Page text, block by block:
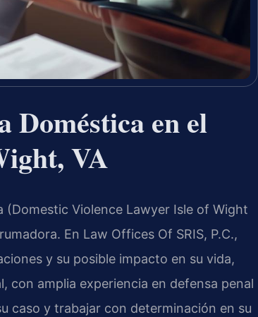
Doméstica en el
VA
Violence Lawyer Isle of Wight
En Law Offices Of SRIS, P.C.,
y su posible impacto en su vida,
con amplia experiencia en defensa penal
caso y trabajar con determinación en su